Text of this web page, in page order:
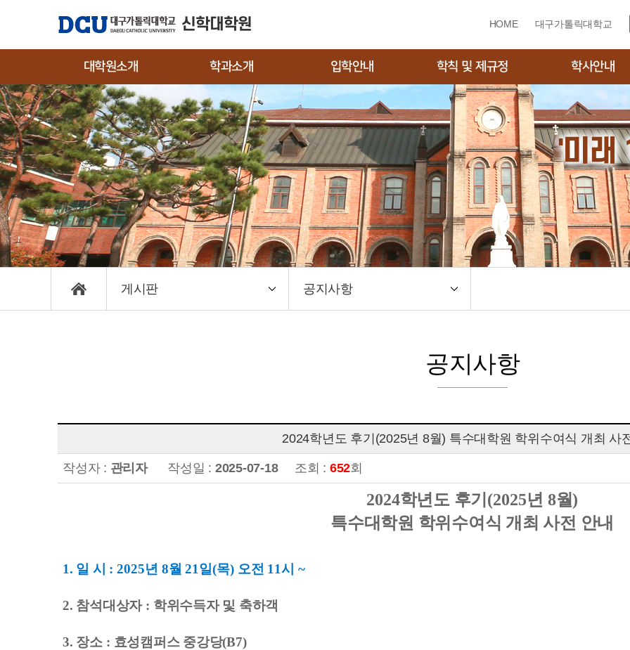
신학대학원 HOME 대구가톨릭대학교
대학원소개 학과소개 입학안내 학칙 및 제규정 학사안내
대학원장 인사말
연혁
교수진
신학과
입학자료실(모집요강)
신입학 입시전형
편입학 입시전형
캠퍼스안내도
학칙 및 제규정
학사일정
수강신청·졸업학점·
증
장학제도
휴·복학·재입학·자퇴
종합시험
학위논문
학위논문대체
양식자료실
'미래
게시판 공지사항
공지사항
2024학년도 후기(2025년 8월) 특수대학원 학위수여식 개최 사
작성자 : 관리자작성일 : 2025-07-18조회 : 652회
2024학년도 후기 (2025년 8월)
특수대학원 학위수여식 개최 사전 안내
1. 일 시 : 2025년 8월21일(목) 오전 11시 ~
2. 참석대상자 : 학위수득자 및 축하객
3. 장소 : 효성캠퍼스 중강당(B7)